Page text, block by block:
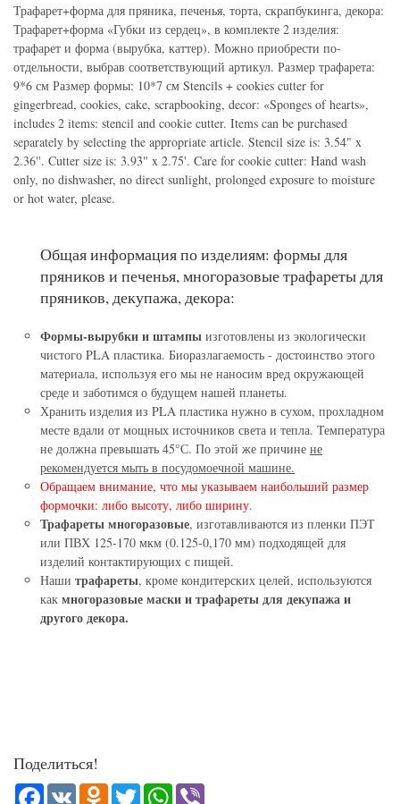
Трафарет+форма для пряника, печенья, торта, скрапбукинга, декора:
Трафарет+форма «Губки из сердец», в комплекте 2 изделия:
трафарет и форма (вырубка, каттер). Можно приобрести по-
отдельности, выбрав соответствующий артикул. Размер трафарета:
9*6 см Размер формы: 10*7 см Stencils + cookies cutter for
gingerbread, cookies, cake, scrapbooking, decor: «Sponges of hearts»,
includes 2 items: stencil and cookie cutter. Items can be purchased
separately by selecting the appropriate article. Stencil size is: 3.54" x
2.36''. Cutter size is: 3.93" x 2.75'. Care for cookie cutter: Hand wash
only, no dishwasher, no direct sunlight, prolonged exposure to moisture
or hot water, please.
Общая информация по изделиям: формы для
пряников и печенья, многоразовые трафареты для
пряников, декупажа, декора:
Формы-вырубки и штампы изготовлены из экологически
чистого PLA пластика. Биоразлагаемость - достоинство этого
материала, используя его мы не наносим вред окружающей
среде и заботимся о будущем нашей планеты.
Хранить изделия из PLA пластика нужно в сухом, прохладном
месте вдали от мощных источников света и тепла. Температура
не должна превышать 45°С. По этой же причине не
рекомендуется мыть в посудомоечной машине.
Обращаем внимание, что мы указываем наибольший размер
формочки: либо высоту, либо ширину.
Трафареты многоразовые, изготавливаются из пленки ПЭТ
или ПВХ 125-170 мкм (0.125-0,170 мм) подходящей для
изделий контактирующих с пищей.
Наши трафареты, кроме кондитерских целей, используются
как многоразовые маски и трафареты для декупажа и
другого декора.
Поделиться!
Facebook
VK Odnoklassniki
TwitterWhatsApp